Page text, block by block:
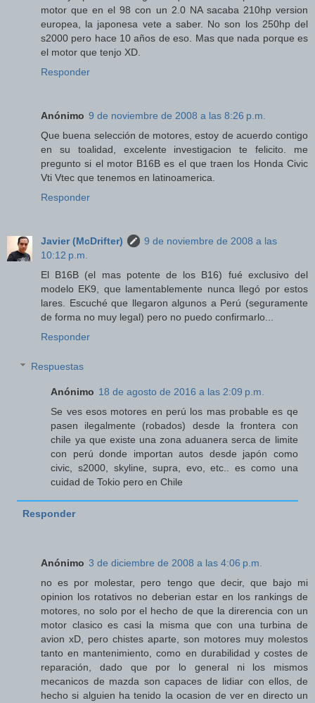
motor que en el 98 con un 2.0 NA sacaba 210hp version
europea, la japonesa vete a saber. No son los 250hp del
s2000 pero hace 10 años de eso. Mas que nada porque es
el motor que tenjo XD.
Responder
Anónimo 9 de noviembre de 2008 a las 8:26 p.m.
Que buena selección de motores, estoy de acuerdo contigo
en su toalidad, excelente investigacion te felicito. me
pregunto si el motor B16B es el que traen los Honda Civic
Vti Vtec que tenemos en latinoamerica.
Responder
Javier (McDrifter)
9 de noviembre de 2008 a las
10:12 p.m.
El B16B (el mas potente de los B16) fué exclusivo del
modelo EK9, que lamentablemente nunca llegó por estos
lares. Escuché que llegaron algunos a Perú (seguramente
de forma no muy legal) pero no puedo confirmarlo...
Responder
Respuestas
Anónimo 18 de agosto de 2016 a las 2:09 p.m.
Se ves esos motores en perú los mas probable es qe
pasen ilegalmente (robados) desde la frontera con
chile ya que existe una zona aduanera serca de limite
con perú donde importan autos desde japón como
civic, s2000, skyline, supra, evo, etc.. es como una
cuidad de Tokio pero en Chile
Responder
Anónimo 3 de diciembre de 2008 a las 4:06 p.m.
no es por molestar, pero tengo que decir, que bajo mi
opinion los rotativos no deberian estar en los rankings de
motores, no solo por el hecho de que la direrencia con un
motor clasico es casi la misma que con una turbina de
avion xD, pero chistes aparte, son motores muy molestos
tanto en mantenimiento, como en durabilidad y costes de
reparación, dado que por lo general ni los mismos
mecanicos de mazda son capaces de lidiar con ellos, de
hecho si alguien ha tenido la ocasion de ver en directo un